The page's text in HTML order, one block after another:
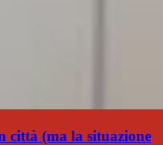
città (ma la situazione